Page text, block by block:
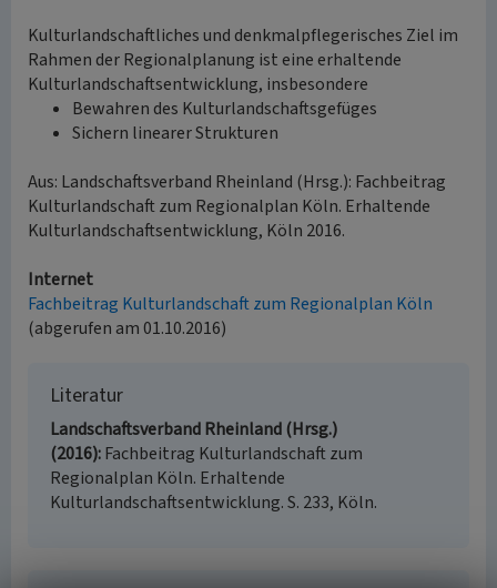
Kulturlandschaftliches und denkmalpflegerisches Ziel im
Rahmen der Regionalplanung ist eine erhaltende
Kulturlandschaftsentwicklung, insbesondere
Bewahren des Kulturlandschaftsgefüges
Sichern linearer Strukturen
Aus: Landschaftsverband Rheinland (Hrsg.): Fachbeitrag
Kulturlandschaft zum Regionalplan Köln. Erhaltende
Kulturlandschaftsentwicklung, Köln 2016.
Internet
Fachbeitrag Kulturlandschaft zum Regionalplan Köln
(abgerufen am 01.10.2016)
Literatur
Landschaftsverband Rheinland (Hrsg.)
(2016) Fachbeitrag Kulturlandschaft zum
Regionalplan Köln. Erhaltende
Kulturlandschaftsentwicklung. S. 233, Köln.